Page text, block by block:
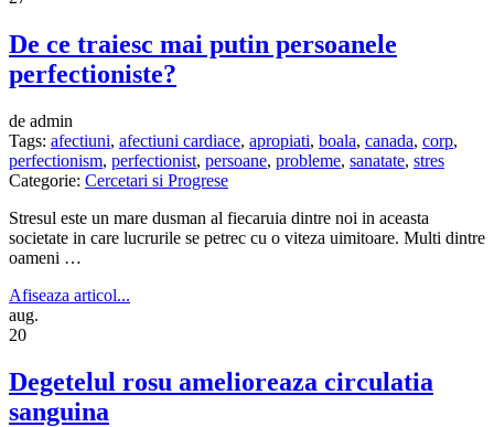
De ce traiesc mai putin persoanele
perfectioniste?
de admin
Tags: afectiuni, afectiuni cardiace, apropiati, boala, canada, corp,
perfectionism, perfectionist, persoane, probleme, sanatate, stres
Categorie: Cercetari si Progrese
Stresul este un mare dusman al fiecaruia dintre noi in aceasta
societate in care lucrurile se petrec cu o viteza uimitoare. Multi dintre
oameni …
Afiseaza articol...
aug.
20
Degetelul rosu amelioreaza circulatia
sanguina